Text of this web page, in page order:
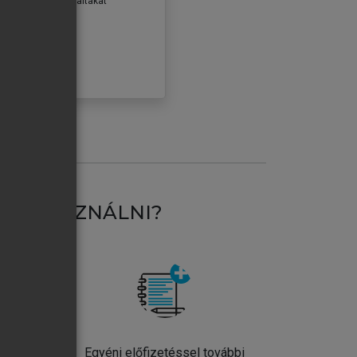
HASZNÁLNI?
Egyéni előfizetéssel további